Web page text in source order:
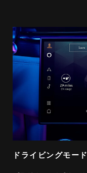
ドライビングモード